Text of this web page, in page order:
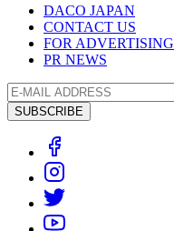
DACO JAPAN
CONTACT US
FOR ADVERTISING
PR NEWS